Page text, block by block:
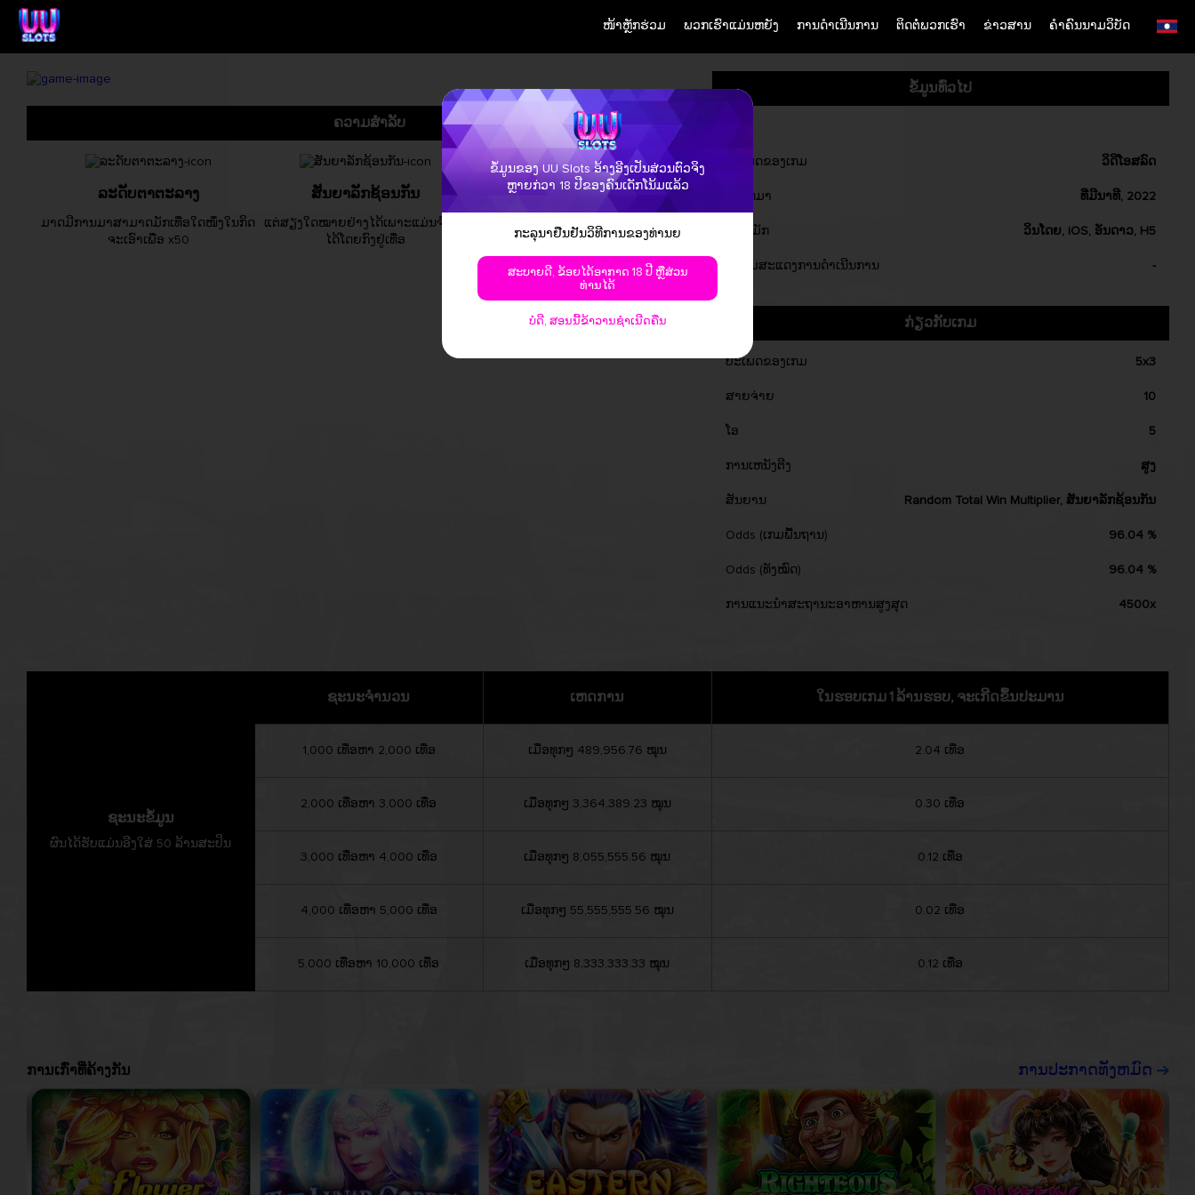
ໜ້າຫຼັກຮ່ວມ ພວກເຮົາແມ່ນຫຍັງ ການດຳເນີນການ ຕິດຕໍ່ພວກເຮົາ ຂ່າວສານ ຄຳຄົນນາມວິບັດ
Traditional Chinese
Phillipines
Hindi
Korean
Burmese
ຄວາມສຳລັບ
ລະດັບຕາຕະລາງ
ມາດມີການມາສາມາດມັກເທື່ອໃດໜຶ່ງໃນກິດ
ຈະເອົາເພື່ອ x50
ສັນຍາລັກຊ້ອນກັນ
ແຕ່ສຽງໃດໝາຍຢ່າງໄດ້ເພາະແມ່ນຈໍາກັດ
ໄດ້ໂດຍກົງຢູ່ເທື່ອ
ຈຳນວນເງິນທີ່ໄດ້ໄປດ້ວຍຫຼາຍສູງສຸດ
ສາມາດຈົດຂັດໄດ້ເຖິງ 25,000x
ຂໍ້ມູນທົ່ວໄປ
ປະເພດຂອງເກມ ວິດີໂອສລົດ
ຕັ້ງລົດມາ ທີ່ມີນາທີ, 2022
ສະຫມັກ ວິນໂດຍ, iOS, ອັນດາວ, H5
ຄວາມສະແດງການດຳເນີນການ -
ກ່ຽວກັບເກມ
ປະເພດຂອງເກມ 5x3
ສາຍຈ່າຍ 10
ໂອ 5
ການເຫນັງຕີງ ສູງ
ສັນຍານ Random Total Win Multiplier, ສັນຍາລັກຊ້ອນກັນ
Odds (ເກມພື້ນຖານ) 96.04 %
Odds (ທັງໝົດ) 96.04 %
ການແນະນຳສະຖານະອາຫານສູງສຸດ 4500x
ຊະນະຂໍ້ມູນ
ຜົນໄດ້ຮັບແມ່ນອີງໃສ່ 50 ລ້ານສະປິນ
ຊະນະຈຳນວນ
1,000 ເທື່ອຫາ 2,000 ເທື່ອ
2,000 ເທື່ອຫາ 3,000 ເທື່ອ
3,000 ເທື່ອຫາ 4,000 ເທື່ອ
4,000 ເທື່ອຫາ 5,000 ເທື່ອ
5,000 ເທື່ອຫາ 10,000 ເທື່ອ
ເຫດການ
ເມື່ອທຸກໆ 489,956.76 ໝຸນ
ເມື່ອທຸກໆ 3,364,389.23 ໝຸນ
ເມື່ອທຸກໆ 8,055,555.56 ໝຸນ
ເມື່ອທຸກໆ 55,555,555.56 ໝຸນ
ເມື່ອທຸກໆ 8,333,333.33 ໝຸນ
ໃນຮອບເກມ 1 ລ້ານຮອບ, ຈະເກີດຂຶ້ນປະມານ
2.04 ເທື່ອ
0.30 ເທື່ອ
0.12 ເທື່ອ
0.02 ເທື່ອ
0.12 ເທື່ອ
ການເກົ່າທີ່ຄ້າງກັນ ການປະກາດທັງຫມົດ
ຂໍ້ມູນຂອງ UU Slots ອ້າງອີງເປັນສ່ວນຕົວຈິງ
ຫຼາຍກ່ວາ 18 ປີຂອງຄົນເດັກໂນ້ມແລ້ວ
ກະລຸນາຢືນຢັນວິທີການຂອງທ່ານຍ
ສະບາຍດີ, ຂ້ອຍໄດ້ອາກາດ 18 ປີ ຫຼືສ່ວນ
ທ່ານໄດ້
ບໍ່ດີ, ສອນນີ້ຂ້າວານຊໍາເນີດຄືນ